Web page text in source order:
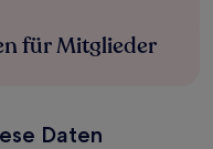
für Mitglieder
Daten